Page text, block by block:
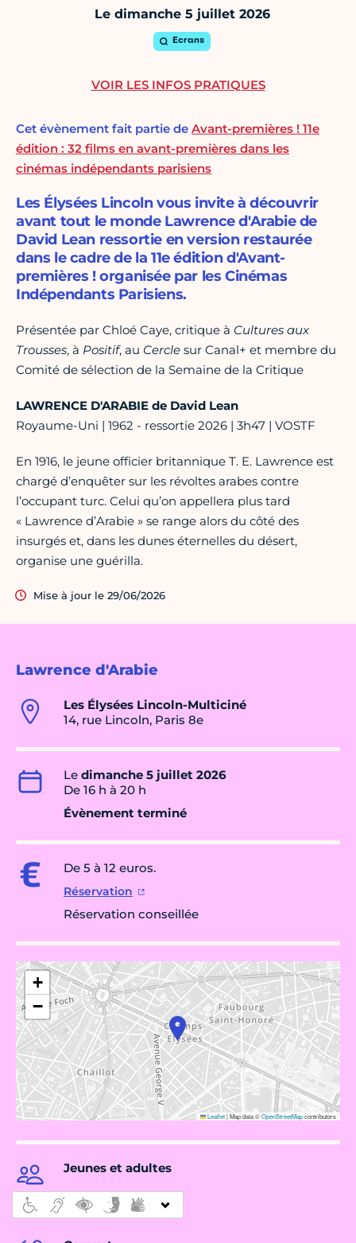
Le dimanche 5 juillet 2026
Ecrans
Lawrence d'Arabie
Les Élysées Lincoln-Multiciné
14, rue Lincoln, Paris 8e
Le dimanche 5 juillet 2026
De 16 h à 20 h
Évènement terminé
De 5 à 12 euros.
Réservation
Réservation conseillée
+
−
Leaflet|Map data ©OpenStreetMapcontributors
Jeunes et adultes
Cet évènement fait partie de Avant-premières ! 11e
édition : 32 films en avant-premières dans les
cinémas indépendants parisiens
Les Élysées Lincoln vous invite à découvrir
avant tout le monde Lawrence d'Arabie de
David Lean ressortie en version restaurée
dans le cadre de la 11e édition d'Avant-
premières ! organisée par les Cinémas
Indépendants Parisiens.
Présentée par Chloé Caye, critique à Cultures aux
Trousses, à Positif, au Cercle sur Canal+ et membre du
Comité de sélection de la Semaine de la Critique
LAWRENCE D'ARABIE de David Lean
Royaume-Uni | 1962 - ressortie 2026 | 3h47 | VOSTF
En 1916, le jeune officier britannique T. E. Lawrence est
chargé d’enquêter sur les révoltes arabes contre
l’occupant turc. Celui qu’on appellera plus tard
« Lawrence d’Arabie » se range alors du côté des
insurgés et, dans les dunes éternelles du désert,
organise une guérilla.
Mise à jour le 29/06/2026
VOIR LES INFOS PRATIQUES